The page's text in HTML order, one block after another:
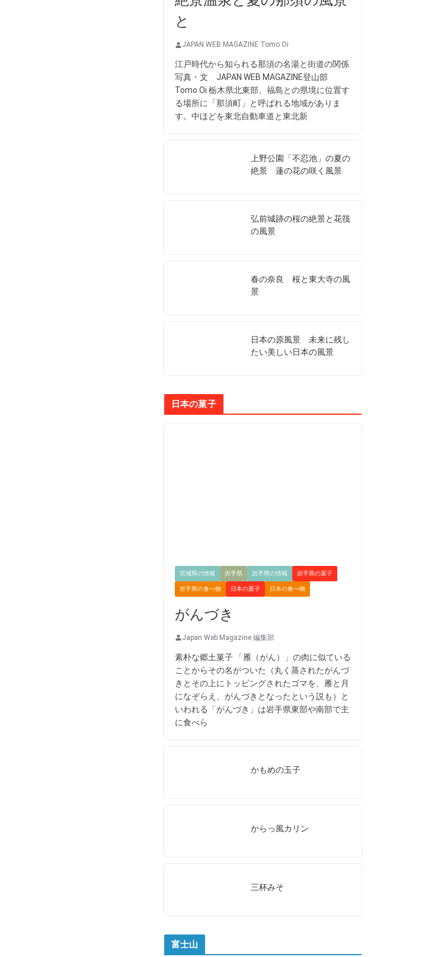
と
JAPAN WEB MAGAZINE Tomo Oi
江戸時代から知られる那須の名湯と街道の関係
写真・文 JAPAN WEB MAGAZINE登山部
Tomo Oi 栃木県北東部、福島との県境に位置す
る場所に「那須町」と呼ばれる地域がありま
す。中ほどを東北自動車道と東北新
上野公園「不忍池」の夏の
絶景 蓮の花の咲く風景
弘前城跡の桜の絶景と花筏
の風景
春の奈良 桜と東大寺の風
景
日本の原風景 未来に残し
たい美しい日本の風景
日本の菓子
宮城県の情報 岩手県 岩手県の情報 岩手県の菓子
岩手県の食べ物 日本の菓子 日本の食べ物
がんづき
Japan Web Magazine 編集部
素朴な郷土菓子 「雁（がん）」の肉に似ている
ことからその名がついた（丸く蒸されたがんづ
きとその上にトッピングされたゴマを、雁と月
になぞらえ、がんづきとなったという説も）と
いわれる「がんづき」は岩手県東部や南部で主
に食べら
かもめの玉子
からっ風カリン
三杯みそ
富士山